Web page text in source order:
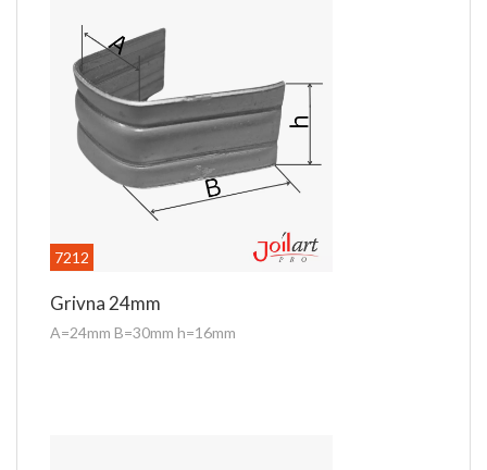
zavarivanje i cinkovanje.
Za dodatne informacije kontaktirajte nas putem e-
prodaja@joilart.com ili na telefon 060 303 70 70
7212
Grivna 24mm
A=24mm B=30mm h=16mm